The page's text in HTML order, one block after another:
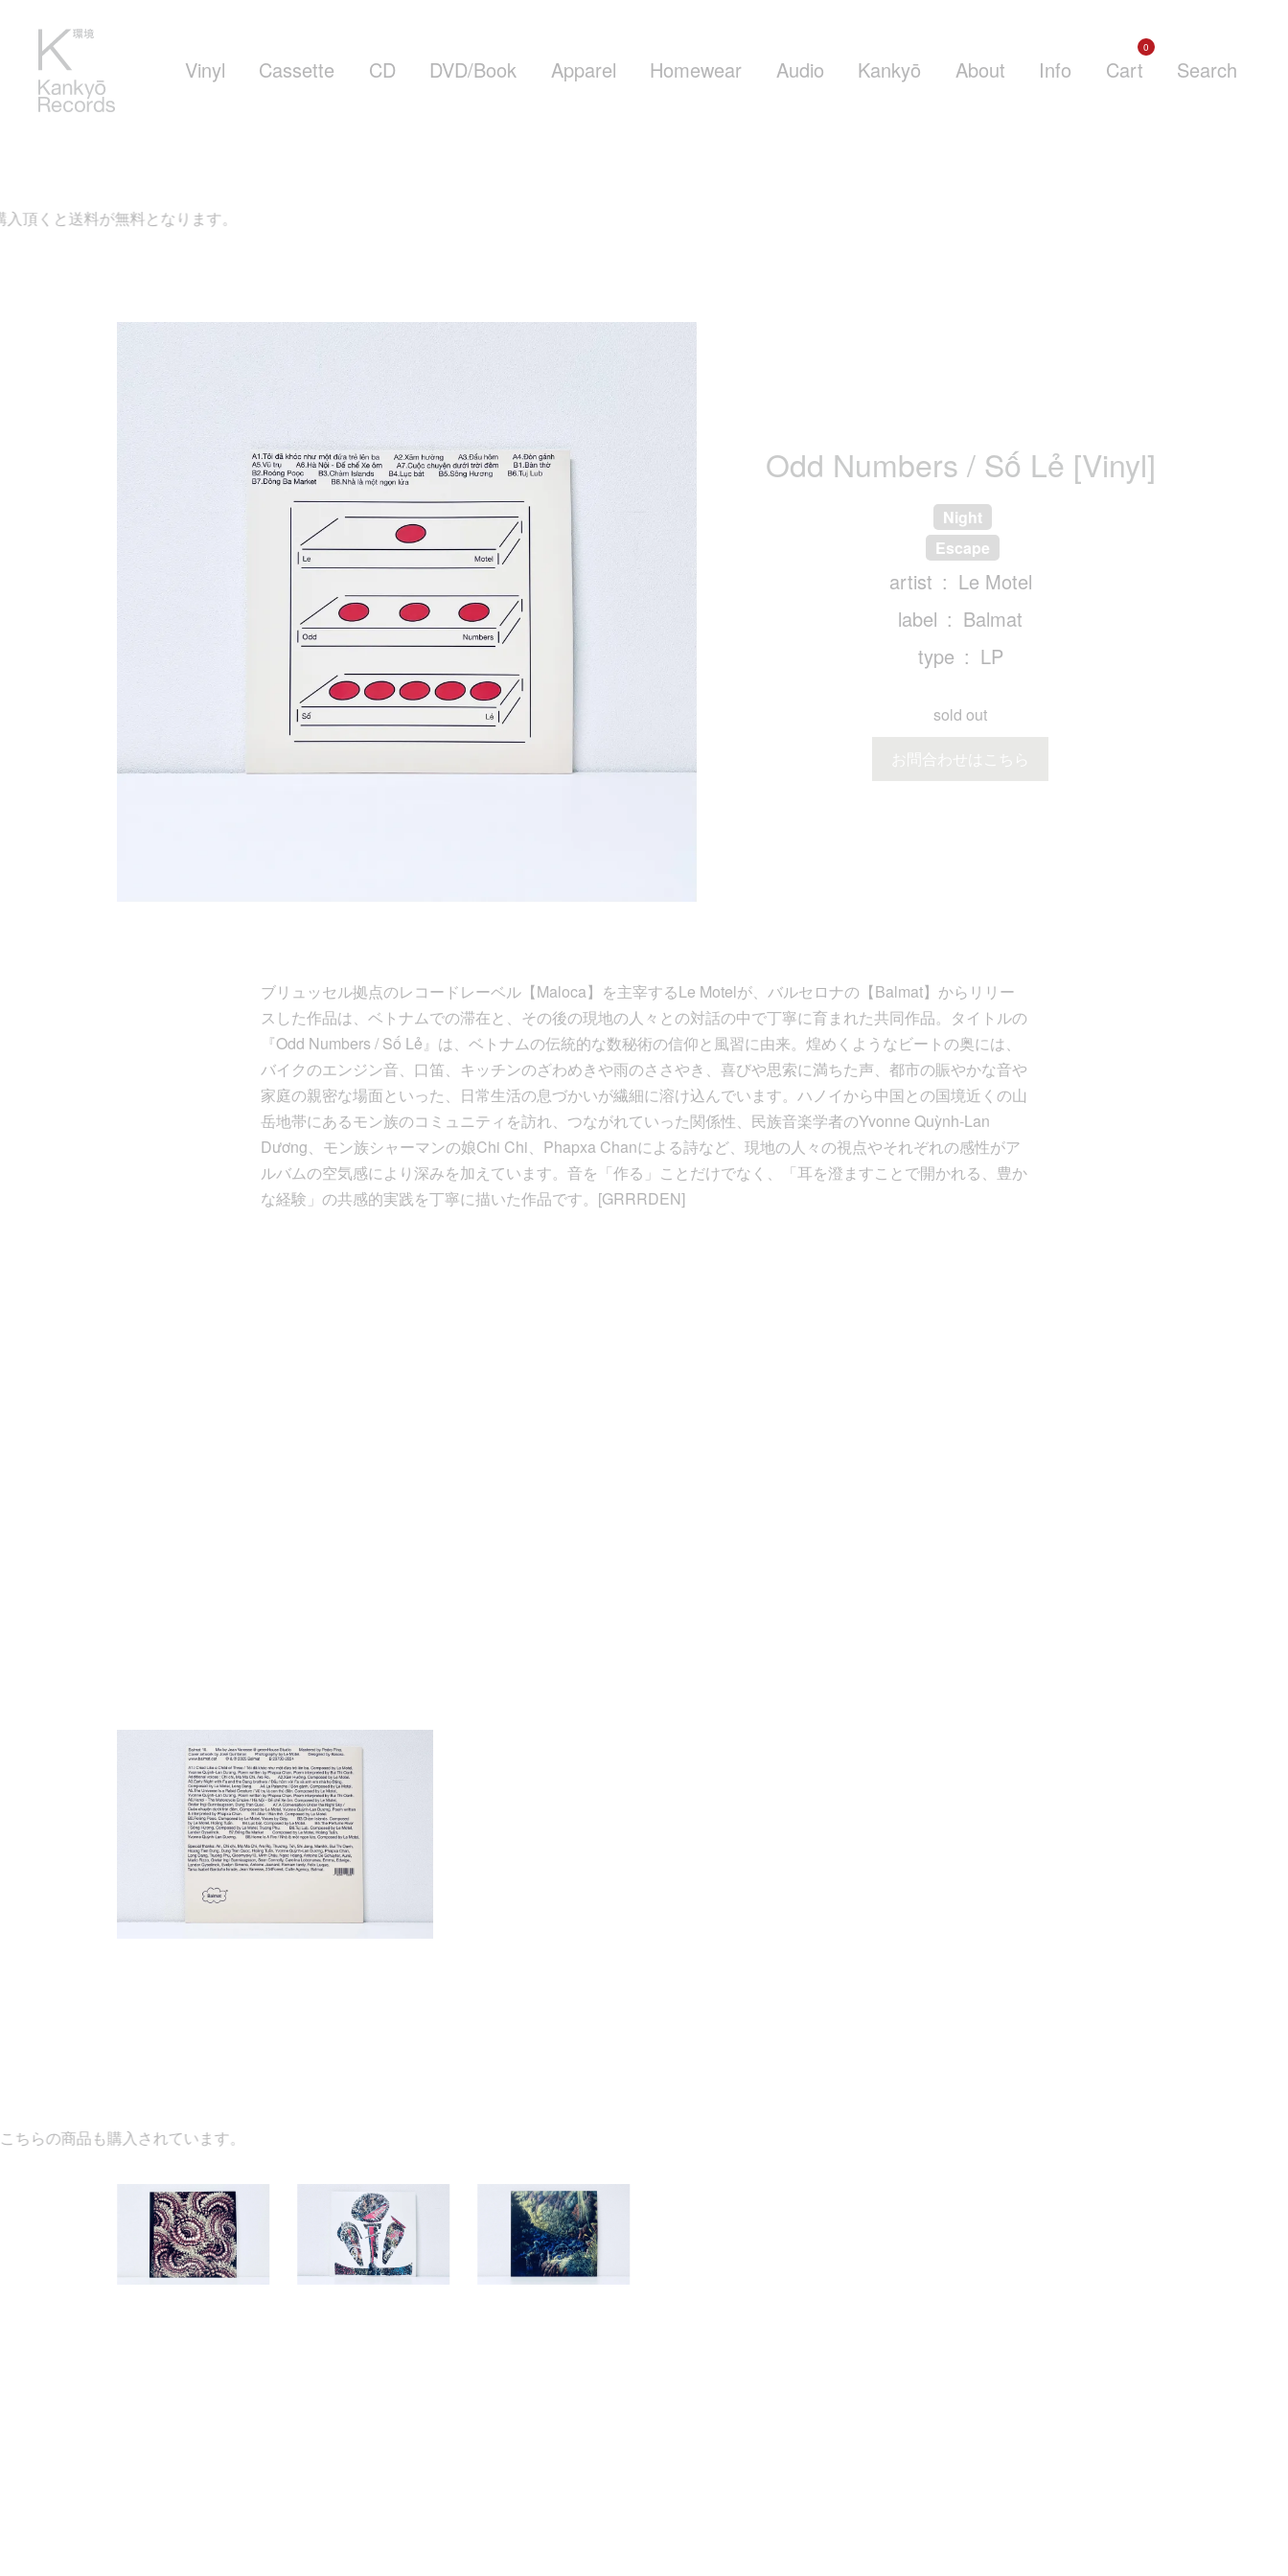
Vinyl Cassette CD DVD/Book Apparel Homewear Audio Kankyō About Info Cart
0
Search
となります。
Odd Numbers / Số Lẻ [Vinyl]
Night
Escape
artist
Le Motel
label
Balmat
type
LP
sold out
お問合わせはこちら
ブリュッセル拠点のレコードレーベル【Maloca】を主宰するLe Motelが、バルセロナの【Balmat】からリリー
スした作品は、ベトナムでの滞在と、その後の現地の人々との対話の中で丁寧に育まれた共同作品。タイトルの
『Odd Numbers / Số Lẻ』は、ベトナムの伝統的な数秘術の信仰と風習に由来。煌めくようなビートの奥には、
バイクのエンジン音、口笛、キッチンのざわめきや雨のささやき、喜びや思索に満ちた声、都市の賑やかな音や
家庭の親密な場面といった、日常生活の息づかいが繊細に溶け込んでいます。ハノイから中国との国境近くの山
岳地帯にあるモン族のコミュニティを訪れ、つながれていった関係性、民族音楽学者のYvonne Quỳnh-Lan
Dương、モン族シャーマンの娘Chi Chi、Phapxa Chanによる詩など、現地の人々の視点やそれぞれの感性がア
ルバムの空気感により深みを加えています。音を「作る」ことだけでなく、「耳を澄ますことで開かれる、豊か
な経験」の共感的実践を丁寧に描いた作品です。[GRRRDEN]
れています。